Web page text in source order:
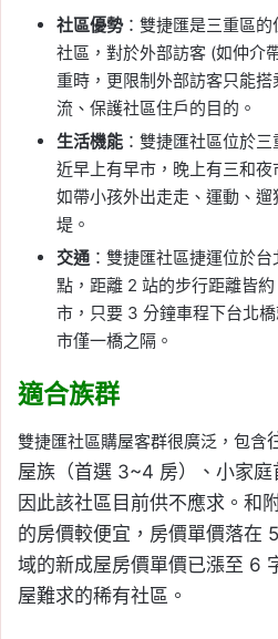
社區優勢：雙捷匯是三重區
社區，對於外部訪客 (如仲介
重時，更限制外部訪客只能
流、保護社區住戶的目的。
生活機能 ：雙捷匯社區位於
近早上有早市，晚上有三和
如帶小孩外出走走、運動、
堤。
交通 ：雙捷匯社區捷運位於
點，距離 2 站的步行距離皆
市，只要 3 分鐘車程下台北
市僅一橋之隔。
適合族群
雙捷匯社區購屋客群很廣泛，包含
屋族（首選 3~4 房）、小家庭
因此該社區目前供不應求。和
的房價較便宜，房價單價落在
域的新成屋房價單價已漲至 6
屋難求的稀有社區。